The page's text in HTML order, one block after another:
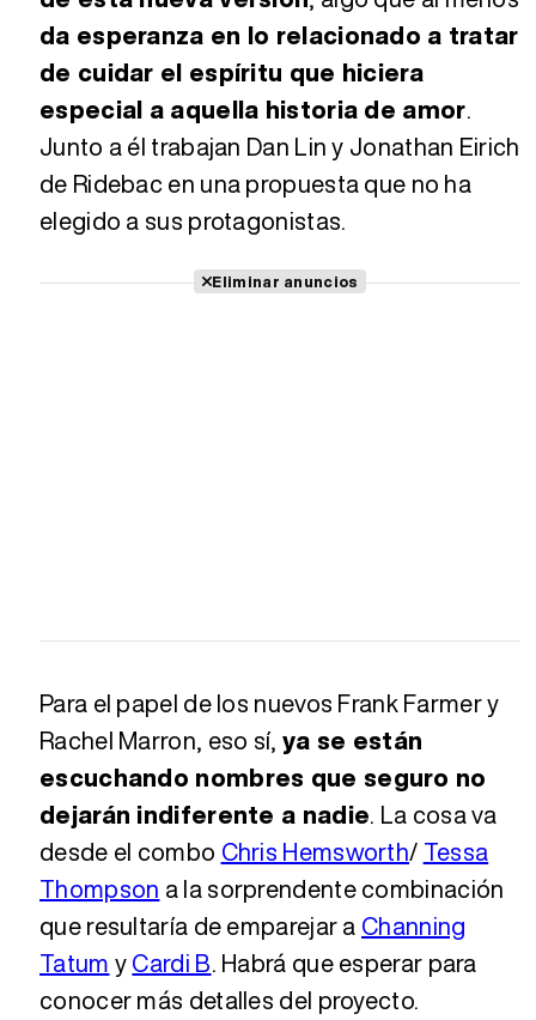
da esperanza en lo relacionado a tratar
de cuidar el espíritu que hiciera
especial a aquella historia de amor.
Junto a él trabajan Dan Lin y Jonathan Eirich
de Ridebac en una propuesta que no ha
elegido a sus protagonistas.
Eliminar anuncios
Para el papel de los nuevos Frank Farmer y
Rachel Marron, eso sí, ya se están
escuchando nombres que seguro no
dejarán indiferente a nadie. La cosa va
desde el combo Chris Hemsworth/ Tessa
Thompson a la sorprendente combinación
que resultaría de emparejar a Channing
Tatum yCardi B. Habrá que esperar para
conocer más detalles del proyecto.